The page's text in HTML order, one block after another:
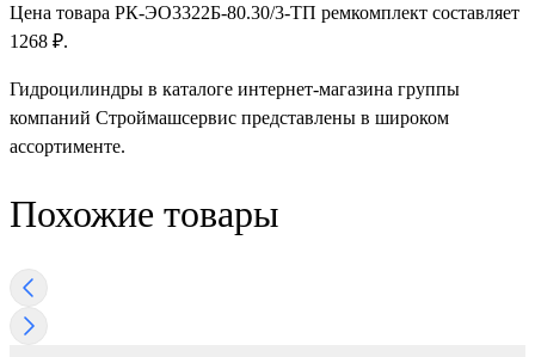
Цена товара РК-ЭО3322Б-80.30/3-ТП ремкомплект составляет
1268 ₽.
Гидроцилиндры в каталоге интернет-магазина группы
компаний Строймашсервис представлены в широком
ассортименте.
Похожие товары